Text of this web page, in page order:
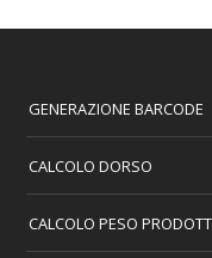
GENERAZIONE BARCODE
CALCOLO DORSO
CALCOLO PESO